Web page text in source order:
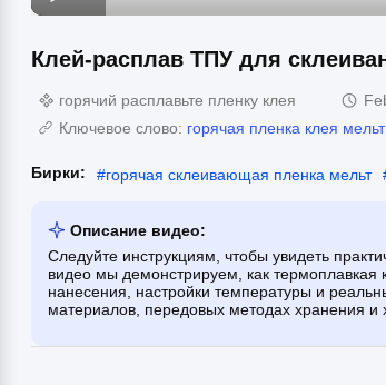
Клей-расплав ТПУ для
горячий расплавьте пленку клея
Ключевое слово: горячая пленка клея мельт
Бирки: #горячая склеивающая пленка мельт
Описание видео:
Следуйте инструкциям, чтобы увидеть
видео мы демонстрируем, как
нанесения, настройки температуры и
материалов, передовых методах хранения и